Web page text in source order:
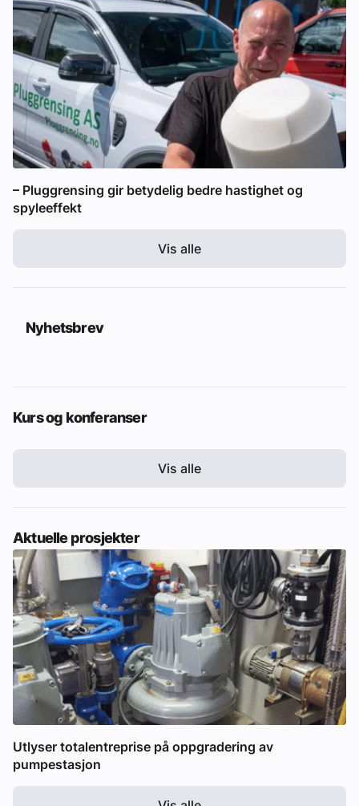
– Pluggrensing gir betydelig bedre hastighet og
spyleeffekt
Vis alle
Nyhetsbrev
Kurs og konferanser
Vis alle
Aktuelle prosjekter
Utlyser totalentreprise på oppgradering av
pumpestasjon